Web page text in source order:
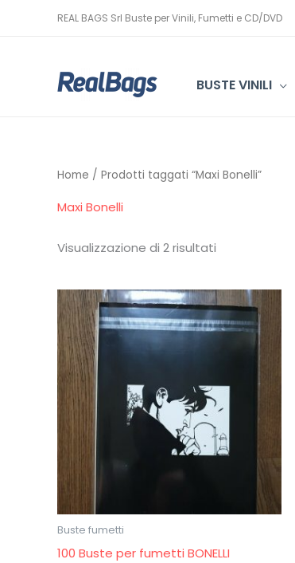
REAL BAGS Srl Buste per Vinili, Fumetti e CD/DVD
BUSTE VINILI
Home / Prodotti taggati “Maxi Bonelli”
Maxi Bonelli
Visualizzazione di 2 risultati
Buste fumetti
100 Buste per fumetti BONELLI